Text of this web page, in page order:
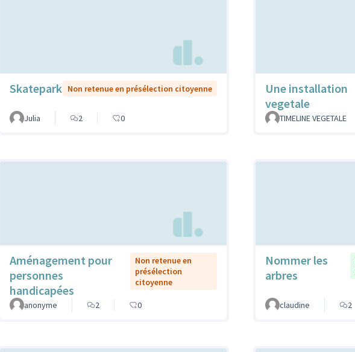
Skatepark Non retenue en présélection citoyenne
Julia 2 0
Une installation
vegetale
TIMELINE VEGETALE
Aménagement pour
personnes
handicapées
Non retenue en
présélection
citoyenne
anonyme 2 0
Nommer les
arbres
claudine 2